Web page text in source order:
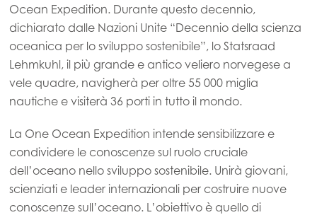
Mowi Canada West
Mowi Chile
Mowi USA
Ocean Expedition. Durante questo decennio,
dichiarato dalle Nazioni Unite “Decennio della scienza
oceanica per lo sviluppo sostenibile”, lo Statsraad
Lehmkuhl, il più grande e antico veliero norvegese a
vele quadre, navigherà per oltre 55 000 miglia
nautiche e visiterà 36 porti in tutto il mondo.
La One Ocean Expedition intende sensibilizzare e
condividere le conoscenze sul ruolo cruciale
dell’oceano nello sviluppo sostenibile. Unirà giovani,
scienziati e leader internazionali per costruire nuove
conoscenze sull’oceano. L’obiettivo è quello di